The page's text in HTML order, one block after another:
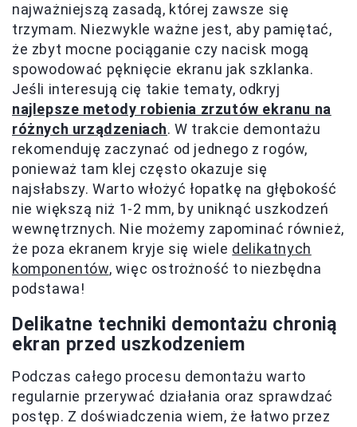
najważniejszą zasadą, której zawsze się
trzymam. Niezwykle ważne jest, aby pamiętać,
że zbyt mocne pociąganie czy nacisk mogą
spowodować pęknięcie ekranu jak szklanka.
Jeśli interesują cię takie tematy, odkryj
najlepsze metody robienia zrzutów ekranu na
różnych urządzeniach. W trakcie demontażu
rekomenduję zaczynać od jednego z rogów,
ponieważ tam klej często okazuje się
najsłabszy. Warto włożyć łopatkę na głębokość
nie większą niż 1-2 mm, by uniknąć uszkodzeń
wewnętrznych. Nie możemy zapominać również,
że poza ekranem kryje się wiele delikatnych
komponentów, więc ostrożność to niezbędna
podstawa!
Delikatne techniki demontażu chronią
ekran przed uszkodzeniem
Podczas całego procesu demontażu warto
regularnie przerywać działania oraz sprawdzać
postęp. Z doświadczenia wiem, że łatwo przez